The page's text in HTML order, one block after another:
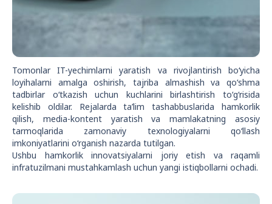
Tomonlar IT-yechimlarni yaratish va rivojlantirish bo‘yicha
loyihalarni amalga oshirish, tajriba almashish va qo‘shma
tadbirlar o‘tkazish uchun kuchlarini birlashtirish to‘g‘risida
kelishib oldilar. Rejalarda ta’lim tashabbuslarida hamkorlik
qilish, media-kontent yaratish va mamlakatning asosiy
tarmoqlarida zamonaviy texnologiyalarni qo‘llash
imkoniyatlarini o‘rganish nazarda tutilgan.
Ushbu hamkorlik innovatsiyalarni joriy etish va raqamli
infratuzilmani mustahkamlash uchun yangi istiqbollarni ochadi.